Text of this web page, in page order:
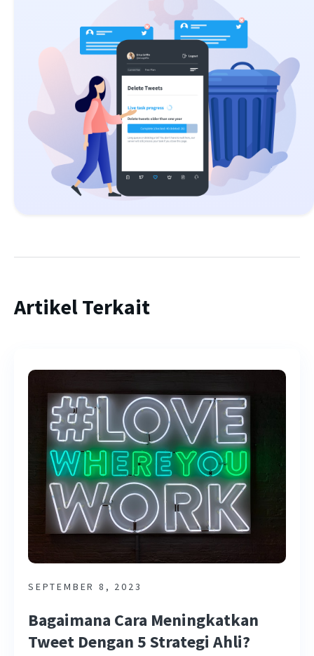
Artikel Terkait
SEPTEMBER 8, 2023
Bagaimana Cara Meningkatkan
Tweet Dengan 5 Strategi Ahli?